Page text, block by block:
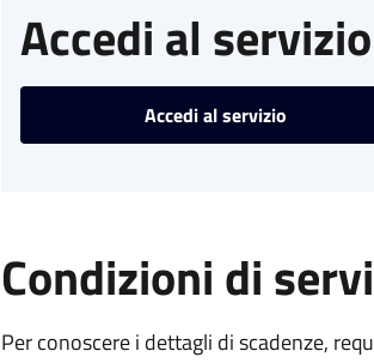
Accedi al servizio
Accedi al servizio
Condizioni di
Per conoscere i dettagli di scadenze,